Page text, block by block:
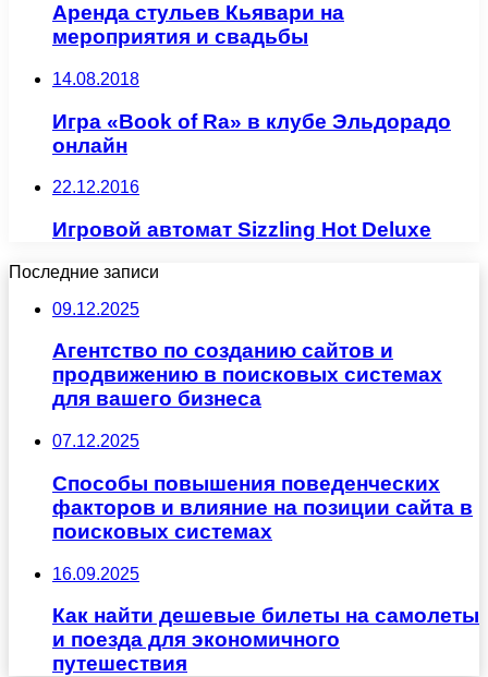
Аренда стульев Кьявари на
мероприятия и свадьбы
14.08.2018
Игра «Book of Ra» в клубе Эльдорадо
онлайн
22.12.2016
Игровой автомат Sizzling Hot Deluxe
Последние записи
09.12.2025
Агентство по созданию сайтов и
продвижению в поисковых системах
для вашего бизнеса
07.12.2025
Способы повышения поведенческих
факторов и влияние на позиции сайта в
поисковых системах
16.09.2025
Как найти дешевые билеты на самолеты
и поезда для экономичного
путешествия